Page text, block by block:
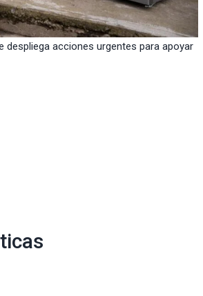
despliega acciones urgentes para apoyar